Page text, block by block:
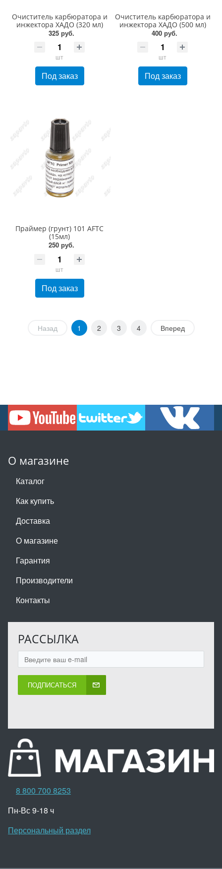
Очиститель карбюратора и
инжектора ХАДО (320 мл)
325 руб.
шт
Под заказ
Очиститель карбюратора и
инжектора ХАДО (500 мл)
400 руб.
шт
Под заказ
Праймер (грунт) 101 AFTC
(15мл)
250 руб.
шт
Под заказ
Назад 1 2 3 4 Вперед
О магазине
Каталог
Как купить
Доставка
О магазине
Гарантия
Производители
Контакты
РАССЫЛКА
ПОДПИСАТЬСЯ
8 800 700 8253
Пн-Вс 9-18 ч
Персональный раздел